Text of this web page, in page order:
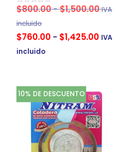
Valorado
en
0
de
5
$800.00-$1,500.00 IVA
incluido
$760.00 - $1,425.00 IVA
incluido
10% DE DESCUENTO